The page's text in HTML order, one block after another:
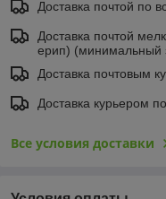
Доставка почтой по
Доставка почтой
ерип) (минимальный
Доставка почтовым
Доставка курьером
Все условия доставки